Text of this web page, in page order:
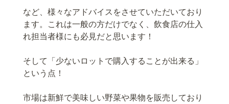
など、様々なアドバイスをさせていただいており
ます。これは一般の方だけでなく、飲食店の仕入
れ担当者様にも必見だと思います！
そして「少ないロットで購入することが出来る」
という点！
市場は新鮮で美味しい野菜や果物を販売しており